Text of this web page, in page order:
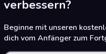
verbessern?
Beginne mit unseren
dich vom Anfänger zum